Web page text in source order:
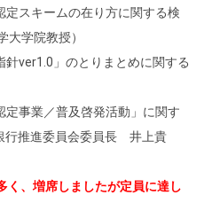
定スキームの在り方に関する検
学院教授）
針ver1.0」のとりまとめに関する
定事業／普及啓発活動」に関す
行推進委員会委員長 井上貴
く、増席しましたが定員に達し